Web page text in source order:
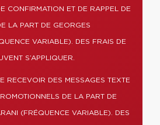
CONFIRMATION ET DE RAPPEL DE
LA PART DE GEORGES
VARIABLE). DES FRAIS DE
S’APPLIQUER.
RECEVOIR DES MESSAGES TEXTE
DE LA PART DE
(FRÉQUENCE VARIABLE). DES